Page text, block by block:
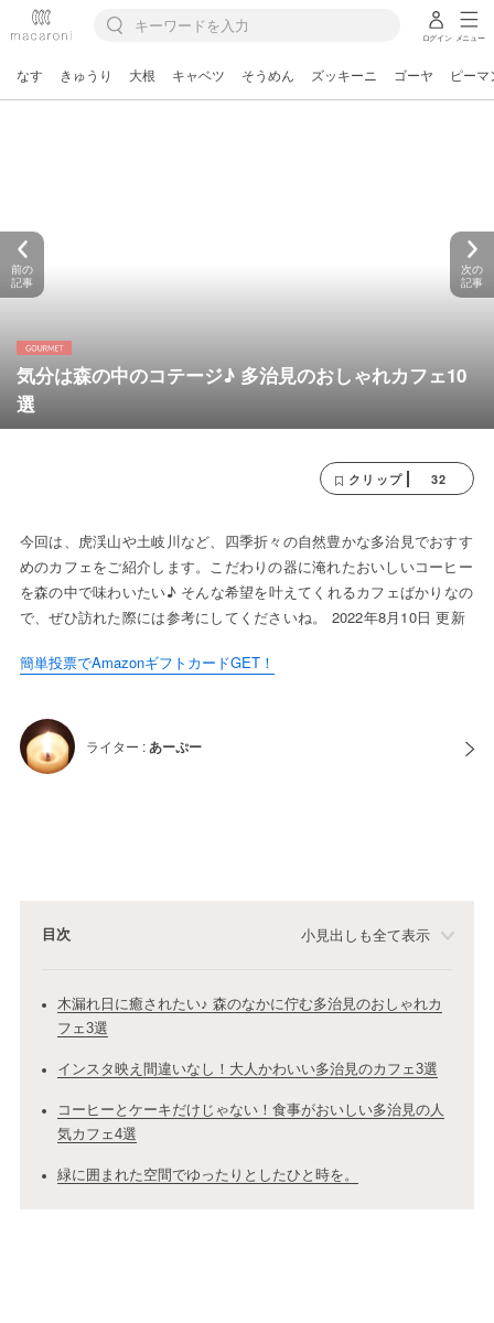
ログイン メニュー
なす きゅうり 大根 キャベツ そうめん ズッキーニ ゴーヤ ピーマ
気分は森の中のコテージ♪ 多治見のおしゃれカフェ10
選
前の
記事
次の
記事
クリップ 32
今回は、虎渓山や土岐川など、四季折々の自然豊かな多治見でおすす
めのカフェをご紹介します。こだわりの器に淹れたおいしいコーヒー
を森の中で味わいたい♪ そんな希望を叶えてくれるカフェばかりなの
で、ぜひ訪れた際には参考にしてくださいね。 2022年8月10日 更新
簡単投票でAmazonギフトカードGET！
ライター :あーぷー
目次 小見出しも全て表示
木漏れ日に癒されたい♪ 森のなかに佇む多治見のおしゃれカ
フェ3選
インスタ映え間違いなし！大人かわいい多治見のカフェ3選
コーヒーとケーキだけじゃない！食事がおいしい多治見の人
気カフェ4選
緑に囲まれた空間でゆったりとしたひと時を。